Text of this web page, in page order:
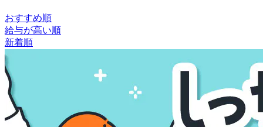
おすすめ順
給与が高い順
新着順